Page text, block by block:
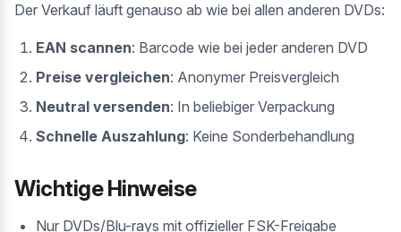
Der Verkauf läuft genauso ab wie bei allen anderen DVDs:
EAN scannen: Barcode wie bei jeder anderen DVD
Preise vergleichen: Anonymer Preisvergleich
Neutral versenden: In beliebiger Verpackung
Schnelle Auszahlung: Keine Sonderbehandlung
Wichtige Hinweise
Nur DVDs/Blu-rays mit offizieller FSK-Freigabe